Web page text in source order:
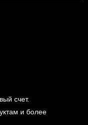
счет.
и более